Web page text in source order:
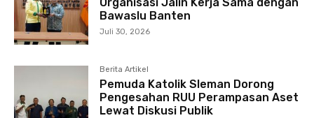
Bawaslu Banten
Juli 30, 2026
Berita Artikel
Pemuda Katolik Sleman Dorong
Pengesahan RUU Perampasan Aset
Lewat Diskusi Publik